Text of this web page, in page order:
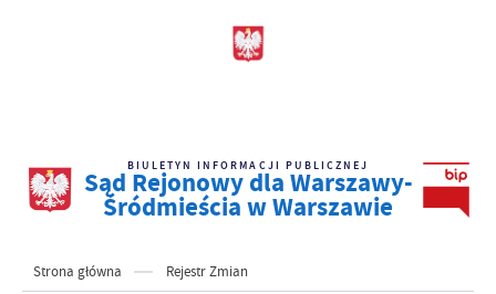
BIULETYN INFORMACJI PUBLICZNEJ
Sąd Rejonowy dla Warszawy-
Śródmieścia w Warszawie
Strona główna Rejestr Zmian